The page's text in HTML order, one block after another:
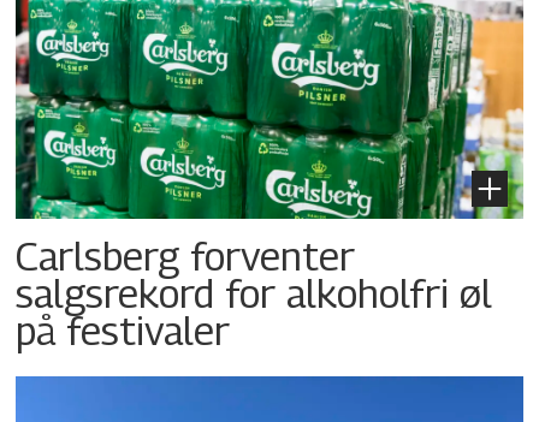
Carlsberg forventer
salgsrekord for alkoholfri øl
på festivaler